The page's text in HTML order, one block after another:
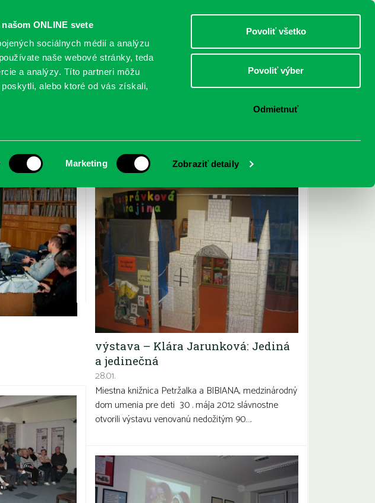
ONLINE svete
sociálnych médií a analýzu
naše webové stránky, teda
a analýzy. Títo partneri môžu
alebo ktoré od vás získali,
Marketing Zobraziť detaily
Povoliť všetko
Povoliť výber
Odmietnuť
DOSPELÍ
POBOČKY O KNIŽNICI
výstava – Klára Jarunková: Jediná
a jedinečná
28.01.
Miestna knižnica Petržalka a BIBIANA, medzinárodný
dom umenia pre deti 30 . mája 2012 slávnostne
otvorili výstavu venovanú nedožitým 90….